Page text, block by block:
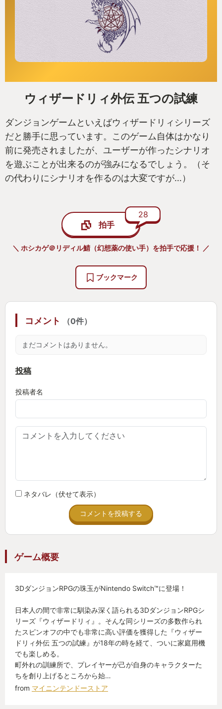
ウィザードリィ外伝 五つの試練
ダンジョンゲームといえばウィザードリィシリーズ
だと勝手に思っています。このゲーム自体はかなり
前に発売されましたが、ユーザーが作ったシナリオ
を遊ぶことが出来るのが強みになるでしょう。（そ
の代わりにシナリオを作るのは大変ですが…）
拍手
28
＼ ホシカゲ＠リディル鯖（幻想薬の使い手）を拍手で応援！ ／
ブックマーク
コメント （0件）
まだコメントはありません。
投稿
投稿者名
ネタバレ（伏せて表示）
コメントを投稿する
ゲーム概要
3DダンジョンRPGの珠玉がNintendo Switch™に登場！
日本人の間で非常に馴染み深く語られる3DダンジョンRPGシ
リーズ『ウィザードリィ』。そんな同シリーズの多数作られ
たスピンオフの中でも非常に高い評価を獲得した『ウィザー
ドリィ外伝 五つの試練』が18年の時を経て、ついに家庭用機
でも楽しめる。
町外れの訓練所で、プレイヤーが己が自身のキャラクターた
ちを創り上げるところから始…
from マイニンテンドーストア